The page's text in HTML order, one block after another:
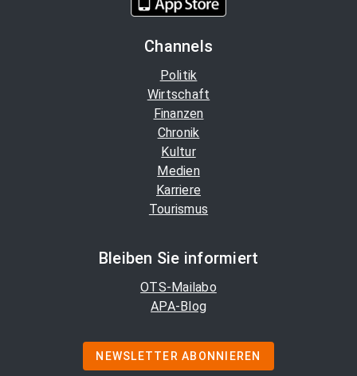
Channels
Politik
Wirtschaft
Finanzen
Chronik
Kultur
Medien
Karriere
Tourismus
Bleiben Sie informiert
OTS-Mailabo
APA-Blog
NEWSLETTER ABONNIEREN